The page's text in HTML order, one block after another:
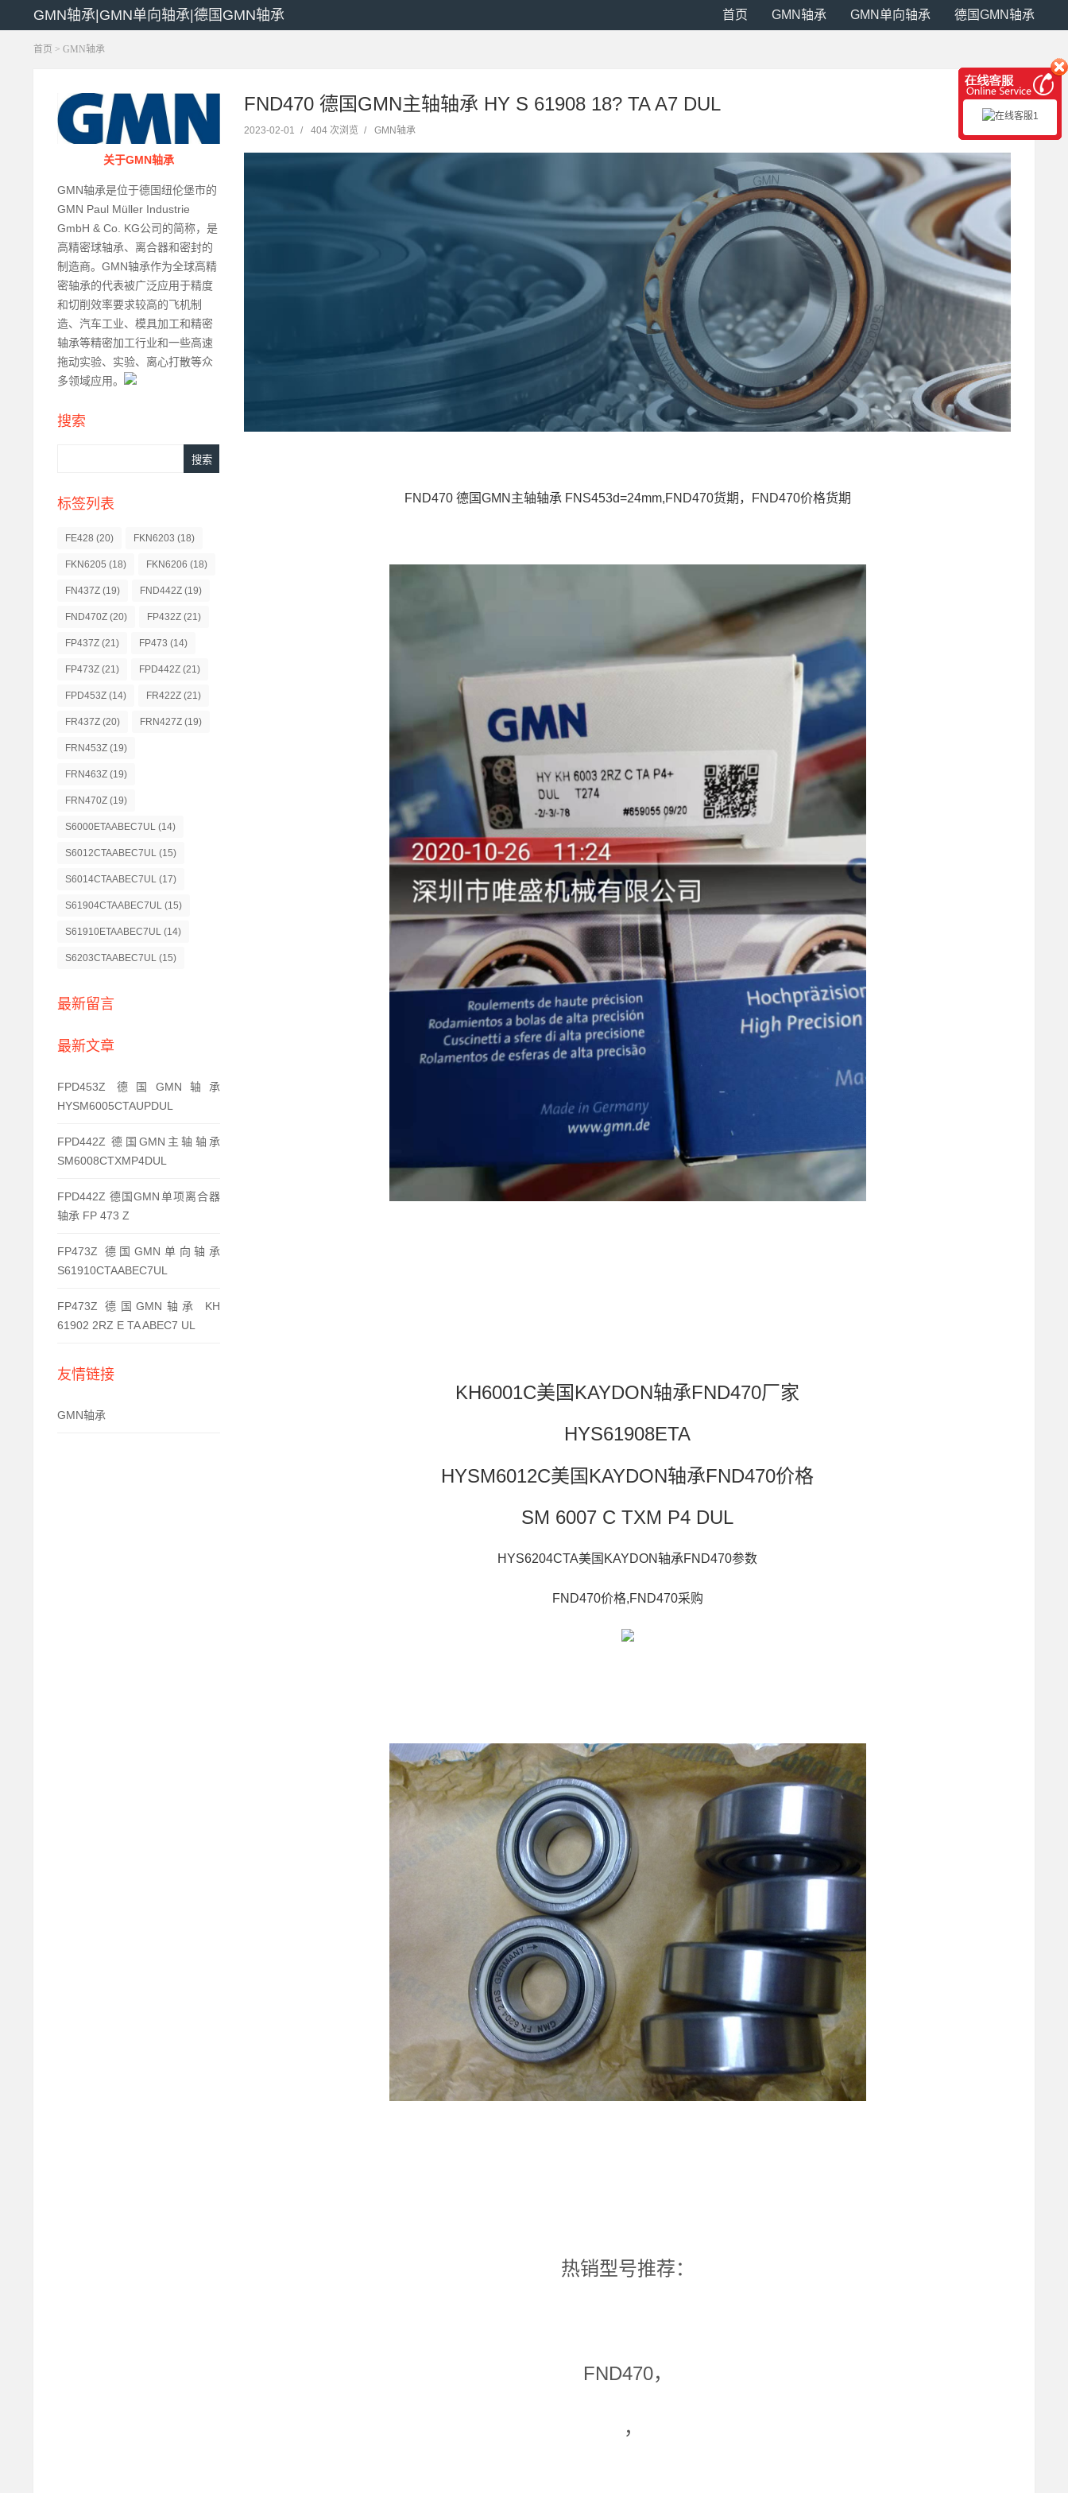
GMN轴承|GMN单向轴承|德国GMN轴承 首页 GMN轴承 GMN单向轴承 德国GMN轴承
首页 > GMN轴承
关于GMN轴承
GMN轴承是位于德国纽伦堡市的
GMN Paul Müller Industrie
GmbH & Co. KG公司的简称，是
高精密球轴承、离合器和密封的
制造商。GMN轴承作为全球高精
密轴承的代表被广泛应用于精度
和切削效率要求较高的飞机制
造、汽车工业、模具加工和精密
轴承等精密加工行业和一些高速
拖动实验、实验、离心打散等众
多领域应用。
搜索
标签列表
FE428 (20) FKN6203 (18)
FKN6205 (18) FKN6206 (18)
FN437Z (19) FND442Z (19)
FND470Z (20) FP432Z (21)
FP437Z (21) FP473 (14)
FP473Z (21) FPD442Z (21)
FPD453Z (14) FR422Z (21)
FR437Z (20) FRN427Z (19)
FRN453Z (19)
FRN463Z (19)
FRN470Z (19)
S6000ETAABEC7UL (14)
S6012CTAABEC7UL (15)
S6014CTAABEC7UL (17)
S61904CTAABEC7UL (15)
S61910ETAABEC7UL (14)
S6203CTAABEC7UL (15)
最新留言
最新文章
FPD453Z 德国GMN轴承
HYSM6005CTAUPDUL
FPD442Z 德国GMN主轴轴承
SM6008CTXMP4DUL
FPD442Z 德国GMN单项离合器
轴承 FP 473 Z
FP473Z 德国GMN单向轴承
S61910CTAABEC7UL
FP473Z 德国GMN轴承 KH
61902 2RZ E TA ABEC7 UL
友情链接
GMN轴承
FND470 德国GMN主轴轴承 HY S 61908 18? TA A7 DUL
2023-02-01 / 404 次浏览 / GMN轴承
FND470 德国GMN主轴轴承 FNS453d=24mm,FND470货期，FND470价格货期
KH6001C美国KAYDON轴承FND470厂家
HYS61908ETA
HYSM6012C美国KAYDON轴承FND470价格
SM 6007 C TXM P4 DUL
HYS6204CTA美国KAYDON轴承FND470参数
FND470价格,FND470采购
热销型号推荐：
FND470，
，